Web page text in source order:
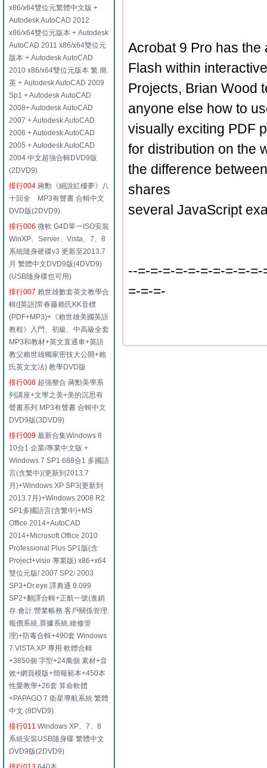
x86/x64雙位元繁體中文版 +
Autodesk AutoCAD 2012
x86/x64雙位元版本 + Autodesk
AutoCAD 2011 x86/x64雙位元
版本 + Autodesk AutoCAD
2010 x86/x64雙位元版本 繁.簡.
英 + Autodesk AutoCAD 2009
Sp1 + Autodesk AutoCAD
2008+ Autodesk AutoCAD
2007 + Autodesk AutoCAD
2006 + Autodesk AutoCAD
2005 + Autodesk AutoCAD
2004 中文超強合輯DVD9版
(2DVD9)
排行004 蔣勳《細說紅樓夢》八
十回全 MP3有聲書 合輯中文
DVD版(2DVD9)
排行006 微軟 G4D單一ISO安裝
WinXP、Server、Vista、7、8
系統隨身硬碟v3 更新至2013.7
月 繁體中文DVD9版(4DVD9)
(USB隨身碟也可用)
排行007 賴世雄數套英文教學合
輯([英語]常春藤賴氏KK音標
(PDF+MP3)+《賴世雄美國英語
教程》入門、初級、中高級全套
MP3和教材+英文直通車+英語
教父賴世雄獨家密技大公開+賴
氏英文文法) 教學DVD版
排行008 超強整合 蔣勳美學系
列講座+文學之美+美的沉思有
聲書系列 MP3有聲書 合輯中文
DVD9版(3DVD9)
排行009 最新合集Windows 8
10合1 企業/專業中文版 +
Windows 7 SP1 688合1 多國語
言(含繁中)(更新到2013.7
月)+Windows XP SP3(更新到
2013.7月)+Windows 2008 R2
SP1多國語言(含繁中)+MS
Office 2014+AutoCAD
2014+Microsoft Office 2010
Professional Plus SP1版(含
Project+visio 專業版) x86+x64
雙位元版/ 2007 SP2/ 2003
SP3+Dr.eye 譯典通 9.099
SP2+翻譯合輯+正航一號(進銷
存.會計.營業帳務.客戶關係管理.
報價系統.票據系統.維修管
理)+防毒合輯+490套 Windows
7.VISTA.XP 專用 軟體合輯
+3850個 字型+24萬個 素材+音
效+網頁模版+簡報範本+450本
性愛教學+26套 算命軟體
+PAPAGO 7 衛星導航系統 繁體
中文 (8DVD9)
排行011 Windows XP、7、8
系統安裝USB隨身碟 繁體中文
DVD9版(2DVD9)
Acrobat 9 Pro has the
Flash within
Projects, Brian Wood
anyone else how to
visually exciting PDF
for distribution on the
the difference
shares
several JavaScript
--=-=-=-=-=-=-=-=-=-
=-=-=-